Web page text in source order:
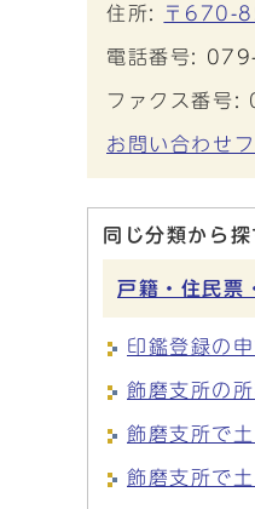
住所: 〒670-
電話番号:
ファクス番
お問い合わせ
同じ分類から探
戸籍・住民票
印鑑登録の
飾磨支所の
飾磨支所で
飾磨支所で